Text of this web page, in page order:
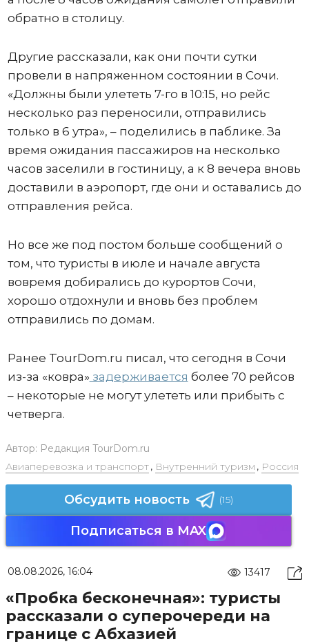
обратно в столицу.
Другие рассказали, как они почти сутки
провели в напряженном состоянии в Сочи.
«Должны были улететь 7-го в 10:15, но рейс
несколько раз переносили, отправились
только в 6 утра», – поделились в паблике. За
время ожидания пассажиров на несколько
часов заселили в гостиницу, а к 8 вечера вновь
доставили в аэропорт, где они и оставались до
отправления рейса.
Но все же под постом больше сообщений о
том, что туристы в июле и начале августа
вовремя добирались до курортов Сочи,
хорошо отдохнули и вновь без проблем
отправились по домам.
Ранее TourDom.ru писал, что сегодня в Сочи
из-за «ковра» задерживается более 70 рейсов
– некоторые не могут улететь или прибыть с
четверга.
Автор: Редакция TourDom.ru
Авиаперевозка и транспорт, Внутренний туризм , Россия
Обсудить новость (15)
Подписаться в MAX
08.08.2026, 16:04 13417
«Пробка бесконечная»: туристы
рассказали о суперочереди на
границе с Абхазией